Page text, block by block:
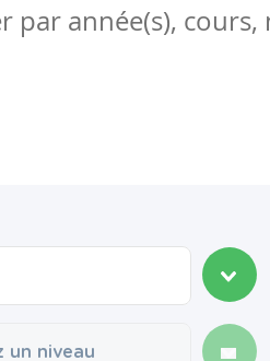
par année(s), cours,